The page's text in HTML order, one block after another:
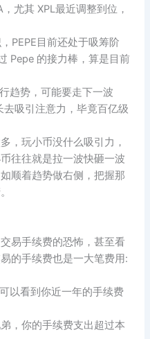
尤其 XPL最近调整到位，
PEPE目前还处于吸筹阶
Pepe 的接力棒，算是目前
趋势，可能要走下一波
去吸引注意力，毕竟百亿级
，玩小币没什么吸引力，
往往就是拉一波快砸一波
顺着趋势做右侧，把握那
易手续费的恐怖，甚至看
的手续费也是一大笔费用:
以看到你近一年的手续费
，你的手续费支出超过本